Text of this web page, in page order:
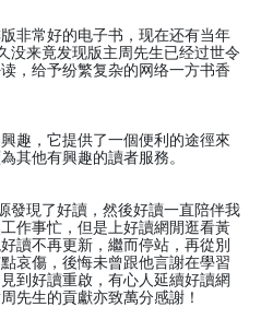
非常好的电子书，现在还有当年
没来竟发现版主周先生已经过世令
，给予纷繁复杂的网络一方书香
趣，它提供了一個便利的途徑來
其他有興趣的讀者服務。
發現了好讀，然後好讀一直陪伴我
作事忙，但是上好讀網閒逛看黃
讀不再更新，繼而停站，再從別
哀傷，後悔未曾跟他言謝在學習
到好讀重啟，有心人延續好讀網
先生的貢獻亦致萬分感謝！